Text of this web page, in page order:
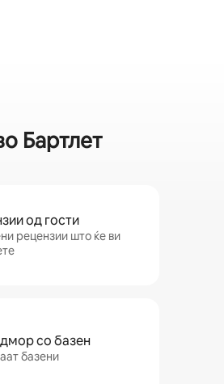
Бартлет
од гости
рецензии што ќе ви
со базен
базени